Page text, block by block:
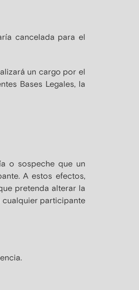
cancelada para el
un cargo por el
Bases Legales, la
o sospeche que un
A estos efectos,
pretenda alterar la
participante